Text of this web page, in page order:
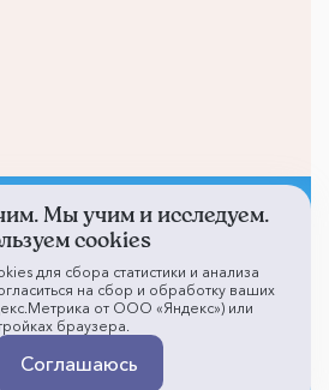
к
Мы учим и исследуем.
cookies
для сбора статистики и анализа
на сбор и обработку ваших
от ООО «Яндекс») или
браузера.
Соглашаюсь